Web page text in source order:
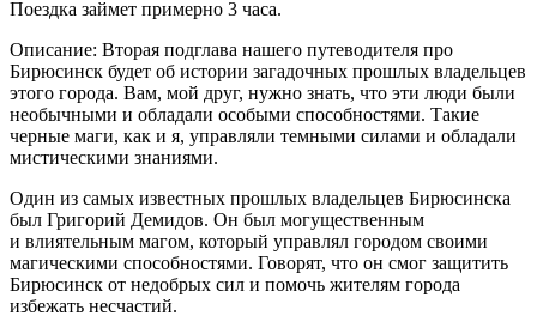
Поездка займет примерно 3 часа.
Описание: Вторая подглава нашего путеводителя про
Бирюсинск будет об истории загадочных прошлых владельцев
этого города. Вам, мой друг, нужно знать, что эти люди были
необычными и обладали особыми способностями. Такие
черные маги, как и я, управляли темными силами и обладали
мистическими знаниями.
Один из самых известных прошлых владельцев Бирюсинска
был Григорий Демидов. Он был могущественным
и влиятельным магом, который управлял городом своими
магическими способностями. Говорят, что он смог защитить
Бирюсинск от недобрых сил и помочь жителям города
избежать несчастий.